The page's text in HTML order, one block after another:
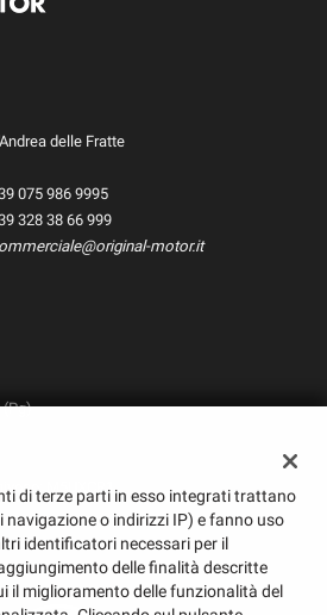
delle Fratte
075 986 9995
328 38 66 999
motor.it
(Pg)
M5UXCR1
di terze parti in esso integrati trattano
o indirizzi IP) e fanno uso
identificatori necessari per il
delle finalità descritte
il miglioramento delle funzionalità del